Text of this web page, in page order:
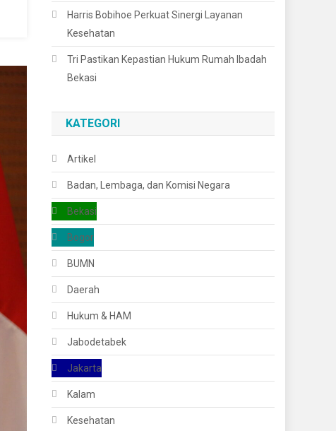
Harris Bobihoe Perkuat Sinergi Layanan
Kesehatan
Tri Pastikan Kepastian Hukum Rumah Ibadah
Bekasi
KATEGORI
Artikel
Badan, Lembaga, dan Komisi Negara
Bekasi
Bogor
BUMN
Daerah
Hukum & HAM
Jabodetabek
Jakarta
Kalam
Kesehatan